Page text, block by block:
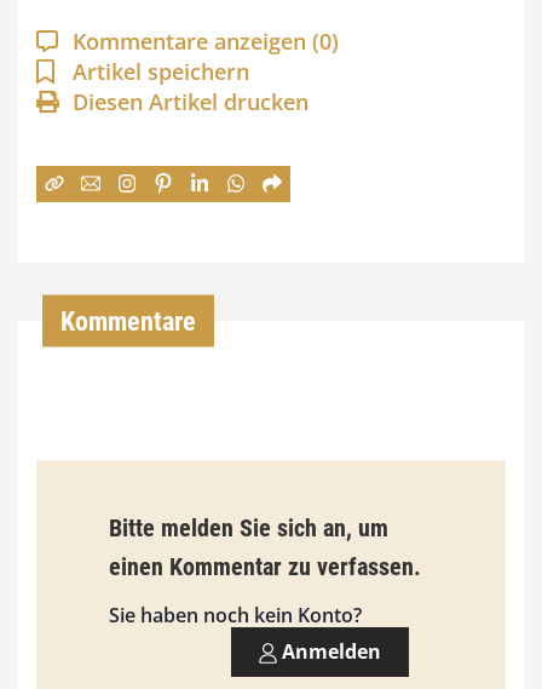
a
n
n
:
€
i
s
9
Kommentare anzeigen (0)
Artikel speichern
Diesen Artikel drucken
Kommentare
Bitte melden Sie sich an, um
einen Kommentar zu verfassen.
Sie haben noch kein Konto?
Anmelden